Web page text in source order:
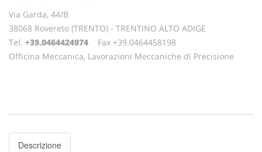
Via Garda, 44/B
38068 Rovereto (TRENTO) - TRENTINO ALTO ADIGE
Tel. +39.0464424974 Fax +39.0464458198
Officina Meccanica, Lavorazioni Meccaniche di Precisione
Descrizione